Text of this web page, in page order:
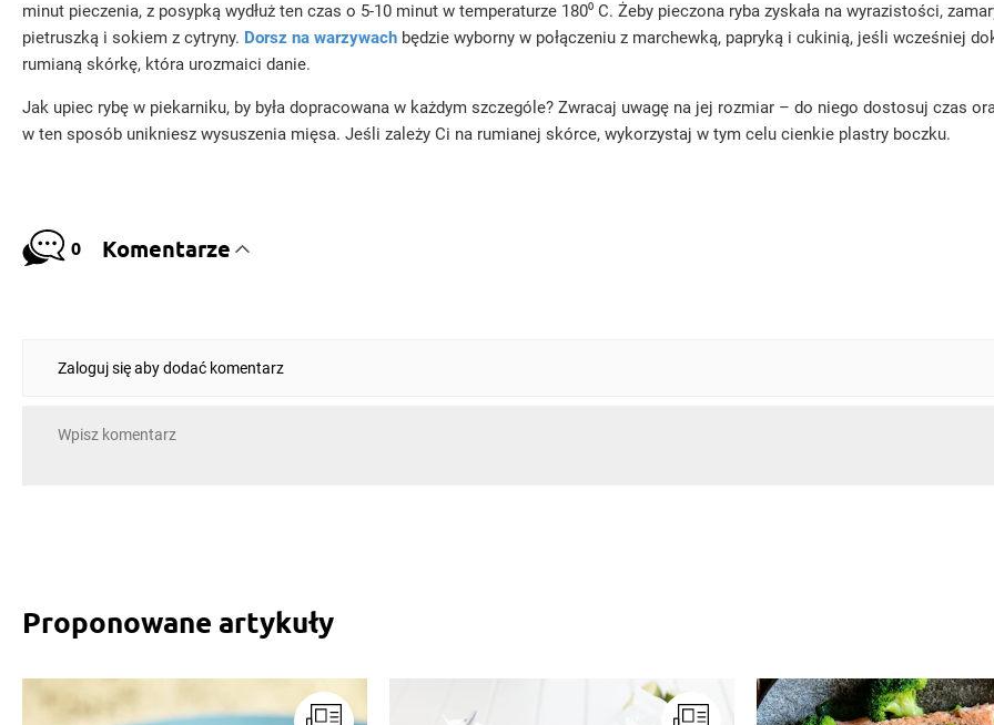
minut pieczenia, z posypką wydłuż ten czas o 5-10 minut w temperaturze 180⁰ C. Żeby pieczona ryba zyskała na wyrazistości,
pietruszką i sokiem z cytryny. Dorsz na warzywach będzie wyborny w połączeniu z marchewką, papryką i cukinią, jeśli wcześniej
rumianą skórkę, która urozmaici danie.
Jak upiec rybę w piekarniku, by była dopracowana w każdym szczególe? Zwracaj uwagę na jej rozmiar – do niego dostosuj czas
w ten sposób unikniesz wysuszenia mięsa. Jeśli zależy Ci na rumianej skórce, wykorzystaj w tym celu cienkie plastry boczku.
0 Komentarze
Zaloguj się aby dodać komentarz
Proponowane artykuły